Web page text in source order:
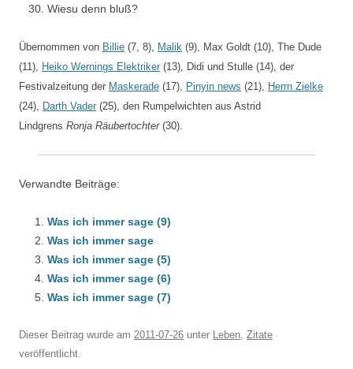
Wiesu denn bluß?
Übernommen von Billie (7, 8), Malik (9), Max Goldt (10), The Dude
(11), Heiko Wernings Elektriker (13), Didi und Stulle (14), der
Festivalzeitung der Maskerade (17), Pinyin news (21), Herrn Zielke
(24), Darth Vader (25), den Rumpelwichten aus Astrid
Lindgrens Ronja Räubertochter(30).
Verwandte Beiträge:
Was ich immer sage (9)
Was ich immer sage
Was ich immer sage (5)
Was ich immer sage (6)
Was ich immer sage (7)
Dieser Beitrag wurde am 2011-07-26 unter Leben, Zitate
veröffentlicht.